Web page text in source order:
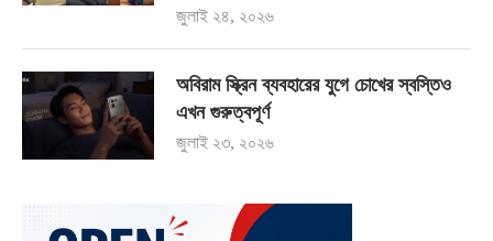
জুলাই ২৪, ২০২৬
অবিরাম স্ক্রিন ব্যবহারের যুগে চোখের স্বস্তিও
এখন গুরুত্বপূর্ণ
জুলাই ২৩, ২০২৬